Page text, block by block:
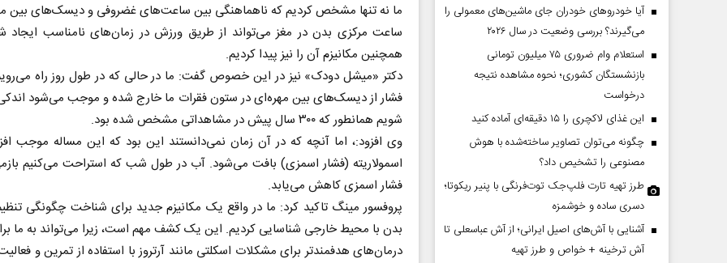
ما نه تنها مشخص کردیم که ناهماهنگی بین ساعت‌های غضروفی و دیسک‌های بین
ساعت مرکزی بدن در مغز می‌تواند از طریق ورزش در زمان‌های نامناسب ایجاد
همچنین مکانیزم آن را نیز پیدا کردیم.
دکتر «میشل دودک» نیز در این خصوص گفت: ما در حالی که در طول روز راه
فشار از دیسک‌های بین مهره‌ای در ستون فقرات ما خارج شده و موجب می‌شود اندکی
شویم همانطور که ۳۰۰ سال پیش در مشاهداتی مشخص شده بود.
وی افزود:، اما آنچه که در آن زمان نمی‌دانستند این بود که این مساله موجب
اسمولاریته (فشار اسمزی) بافت می‌شود. آب در طول شب که استراحت می‌کنیم
فشار اسمزی کاهش می‌یابد.
پروفسور مینگ تاکید کرد: ما در واقع یک مکانیزم جدید برای شناخت چگونگی
بدن با محیط خارجی شناسایی کردیم. این یک کشف مهم است، زیرا می‌تواند به ما
درمان‌های هدفمندتر برای مشکلات اسکلتی مانند آرتروز با استفاده از تمرین و
آیا خودروهای خودران جای ماشین‌های معمولی را
می‌گیرند؟ بررسی وضعیت در سال ۲۰۲۶
استعلام وام ضروری ۷۵ میلیون تومانی
بازنشستگان کشوری؛ نحوه مشاهده نتیجه
درخواست
این غذای لاکچری را ۱۵ دقیقه‌ای آماده کنید
چگونه می‌توان تصاویر ساخته‌شده با هوش
مصنوعی را تشخیص داد؟
طرز تهیه تارت فلپ‌جک توت‌فرنگی با پنیر ریکوتا؛
دسری ساده و خوشمزه
آشنایی با آش‌های اصیل ایرانی؛ از آش عباسعلی تا
آش ترخینه + خواص و طرز تهیه